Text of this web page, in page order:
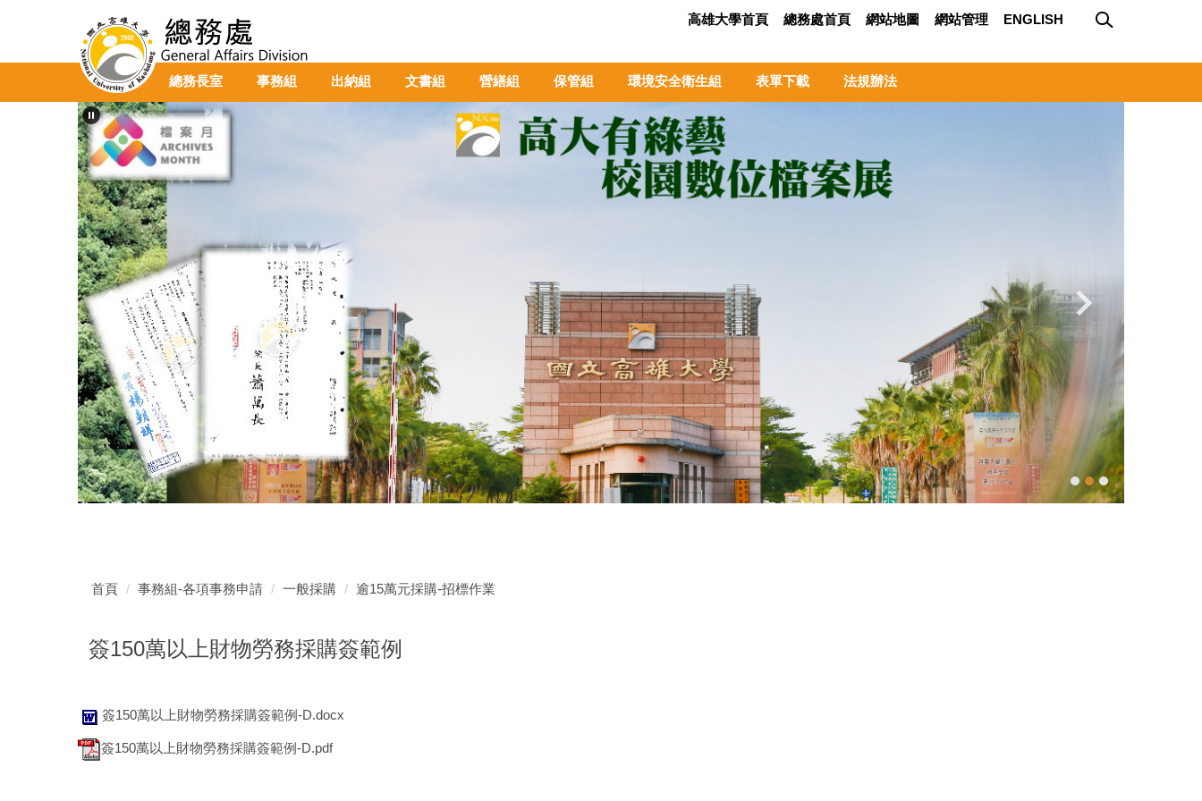
總務長室 事務組 出納組 文書組 營繕組 保管組 環境安全衛生組 表單下載 法規辦法
高雄大學首頁 總務處首頁 網站地圖 網站管理 ENGLISH
首頁 事務組-各項事務申請 一般採購 逾15萬元採購-招標作業
簽150萬以上財物勞務採購簽範例
簽150萬以上財物勞務採購簽範例-D.docx
簽150萬以上財物勞務採購簽範例-D.pdf